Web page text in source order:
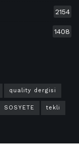
2154
1408
quality dergisi
SOSYETE tekli